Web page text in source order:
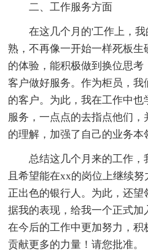
二、工作服务方面
在这几个月的'工作上，
熟，不再像一开始一样死板
的体验，能积极做到换位思
客户做好服务。作为柜员，
的客户。为此，我在工作中
服务，一点点的去指点他们
的理解，加强了自己的业务本
总结这几个月来的工作
且希望能在xx的岗位上继续
正出色的银行人。为此，还
据我的表现，给我一个正式
在今后的工作中更加努力，积
贡献更多的力量！请您批准。